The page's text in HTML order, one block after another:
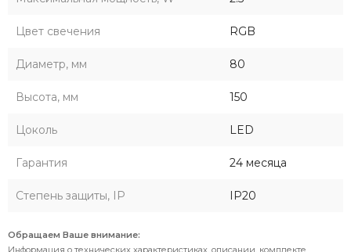
Цвет свечения RGB
Диаметр, мм 80
Высота, мм 150
Цоколь LED
Гарантия 24 месяца
Степень защиты, IP IP20
Обращаем Ваше внимание:
Информация о технических характеристиках, описании, комплекте